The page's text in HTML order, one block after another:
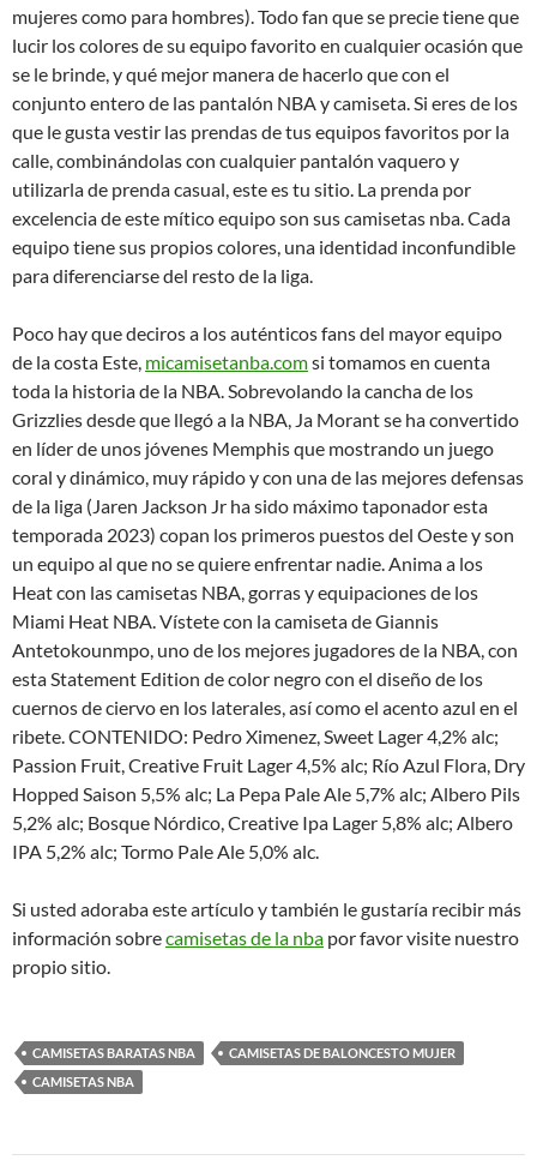
mujeres como para hombres). Todo fan que se precie tiene que
lucir los colores de su equipo favorito en cualquier ocasión que
se le brinde, y qué mejor manera de hacerlo que con el
conjunto entero de las pantalón NBA y camiseta. Si eres de los
que le gusta vestir las prendas de tus equipos favoritos por la
calle, combinándolas con cualquier pantalón vaquero y
utilizarla de prenda casual, este es tu sitio. La prenda por
excelencia de este mítico equipo son sus camisetas nba. Cada
equipo tiene sus propios colores, una identidad inconfundible
para diferenciarse del resto de la liga.
Poco hay que deciros a los auténticos fans del mayor equipo
de la costa Este, micamisetanba.comsi tomamos en cuenta
toda la historia de la NBA. Sobrevolando la cancha de los
Grizzlies desde que llegó a la NBA, Ja Morant se ha convertido
en líder de unos jóvenes Memphis que mostrando un juego
coral y dinámico, muy rápido y con una de las mejores defensas
de la liga (Jaren Jackson Jr ha sido máximo taponador esta
temporada 2023) copan los primeros puestos del Oeste y son
un equipo al que no se quiere enfrentar nadie. Anima a los
Heat con las camisetas NBA, gorras y equipaciones de los
Miami Heat NBA. Vístete con la camiseta de Giannis
Antetokounmpo, uno de los mejores jugadores de la NBA, con
esta Statement Edition de color negro con el diseño de los
cuernos de ciervo en los laterales, así como el acento azul en el
ribete. CONTENIDO: Pedro Ximenez, Sweet Lager 4,2% alc;
Passion Fruit, Creative Fruit Lager 4,5% alc; Río Azul Flora, Dry
Hopped Saison 5,5% alc; La Pepa Pale Ale 5,7% alc; Albero Pils
5,2% alc; Bosque Nórdico, Creative Ipa Lager 5,8% alc; Albero
IPA 5,2% alc; Tormo Pale Ale 5,0% alc.
Si usted adoraba este artículo y también le gustaría recibir más
información sobrecamisetas de la nba por favor visite nuestro
propio sitio.
CAMISETAS BARATAS NBA
CAMISETAS DE BALONCESTO MUJER
CAMISETAS NBA